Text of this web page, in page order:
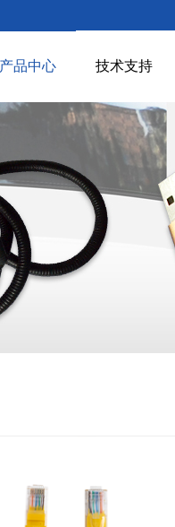
产品中心 技术支持